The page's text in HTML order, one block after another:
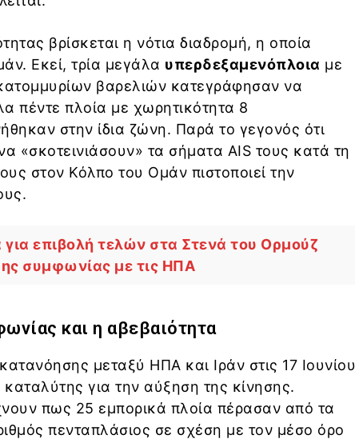
βρίσκεται η νότια διαδρομή, η οποία
Εκεί, τρία μεγάλα υπερδεξαμενόπλοια με
βαρελιών κατεγράφησαν να
πέντε πλοία με χωρητικότητα 8
στην ίδια ζώνη. Παρά το γεγονός ότι
«σκοτεινιάσουν» τα σήματα AIS τους κατά τη
στον Κόλπο του Ομάν πιστοποιεί την
για επιβολή τελών στα Στενά του Ορμούζ
συμφωνίας με τις ΗΠΑ
και η αβεβαιότητα
μεταξύ ΗΠΑ και Ιράν στις 17 Ιουνίου
για την αύξηση της κίνησης.
πως 25 εμπορικά πλοία πέρασαν από τα
πενταπλάσιος σε σχέση με τον μέσο όρο